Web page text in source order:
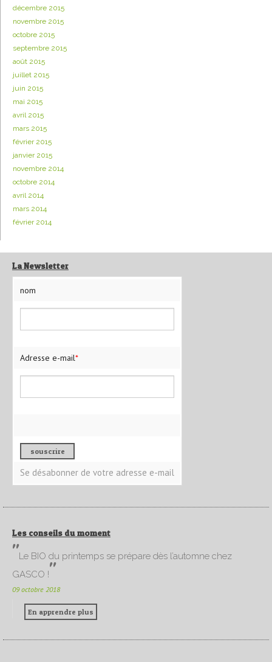
décembre 2015
novembre 2015
octobre 2015
septembre 2015
août 2015
juillet 2015
juin 2015
mai 2015
avril 2015
mars 2015
février 2015
janvier 2015
novembre 2014
octobre 2014
avril 2014
mars 2014
février 2014
La Newsletter
nom
Adresse e-mail*
Se désabonner de votre adresse e-mail
Les conseils du moment
Le BIO du printemps se prépare dès l’automne chez
GASCO !
09 octobre 2018
En apprendre plus